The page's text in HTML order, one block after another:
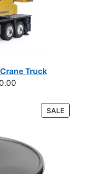
Truck
฿1,590.00.
SALE
ON